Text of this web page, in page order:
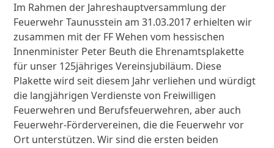
Im Rahmen der Jahreshauptversammlung der
Feuerwehr Taunusstein am 31.03.2017 erhielten wir
zusammen mit der FF Wehen vom hessischen
Innenminister Peter Beuth die Ehrenamtsplakette
für unser 125jähriges Vereinsjubiläum. Diese
Plakette wird seit diesem Jahr verliehen und würdigt
die langjährigen Verdienste von Freiwilligen
Feuerwehren und Berufsfeuerwehren, aber auch
Feuerwehr-Fördervereinen, die die Feuerwehr vor
Ort unterstützen. Wir sind die ersten beiden